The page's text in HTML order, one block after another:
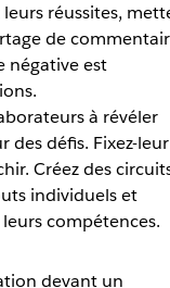
réussites,
de
négative est
à révéler
des défis. Fixez-leur
Créez des
individuels et
compétences.